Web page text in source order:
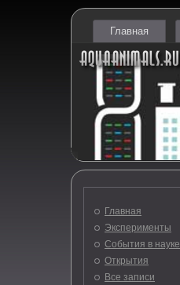
Главная
Главная
Эксперименты
События в науке
Открытия
Все записи